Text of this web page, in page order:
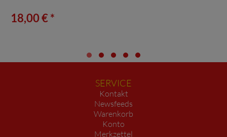
18,00 € *
SERVICE
Kontakt
Newsfeeds
Warenkorb
Konto
Merkzettel